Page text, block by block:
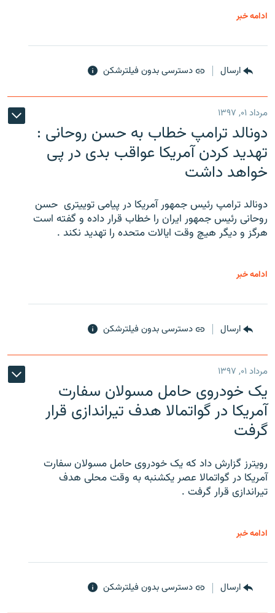
ادامه خبر
ارسال دسترسی بدون فیلترشکن
مرداد ۰۱, ۱۳۹۷
دونالد ترامپ خطاب به حسن روحانی :
تهدید کردن آمریکا عواقب بدی در پی
خواهد داشت
دونالد ترامپ رئیس جمهور آمریکا در پیامی توییتری ‌ حسن
روحانی رئیس جمهور ایران را خطاب قرار داده و گفته است
هرگز و دیگر هیچ وقت ایالات متحده را تهدید نکند .
ادامه خبر
ارسال دسترسی بدون فیلترشکن
مرداد ۰۱, ۱۳۹۷
یک خودروی حامل مسولان سفارت
آمریکا در گواتمالا هدف تیراندازی قرار
گرفت
رویترز گزارش داد که یک خودروی حامل مسولان سفارت
آمریکا در گواتمالا عصر یکشنبه به وقت محلی هدف
تیراندازی قرار گرفت .
ادامه خبر
ارسال دسترسی بدون فیلترشکن